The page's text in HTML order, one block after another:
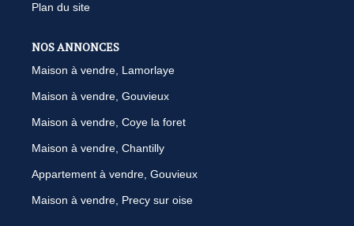
Plan du site
NOS ANNONCES
Maison à vendre, Lamorlaye
Maison à vendre, Gouvieux
Maison à vendre, Coye la foret
Maison à vendre, Chantilly
Appartement à vendre, Gouvieux
Maison à vendre, Precy sur oise